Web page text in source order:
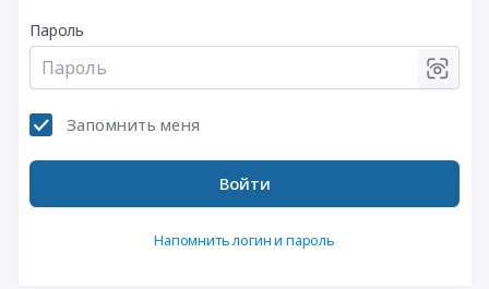
Пароль
Запомнить меня
Войти
Напомнить логин и пароль